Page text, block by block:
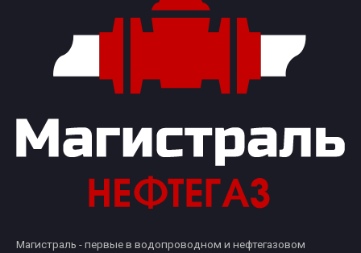
Магистраль - первые в водопроводном и нефтегазовом